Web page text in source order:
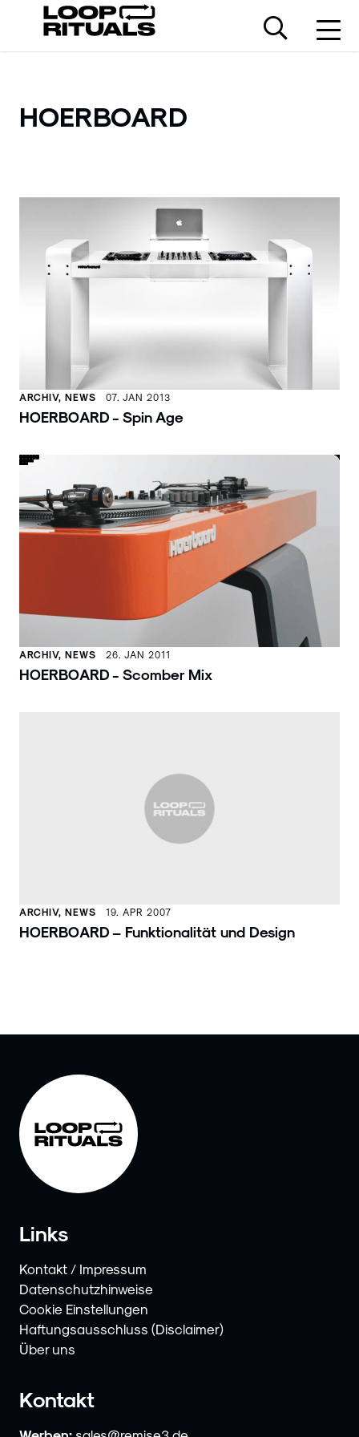
HOERBOARD
ARCHIV, NEWS 07. JAN 2013
HOERBOARD - Spin Age
ARCHIV, NEWS 26. JAN 2011
HOERBOARD - Scomber Mix
ARCHIV, NEWS 19. APR 2007
HOERBOARD – Funktionalität und Design
Links
Kontakt / Impressum
Datenschutzhinweise
Cookie Einstellungen
Haftungsausschluss (Disclaimer)
Über uns
Kontakt